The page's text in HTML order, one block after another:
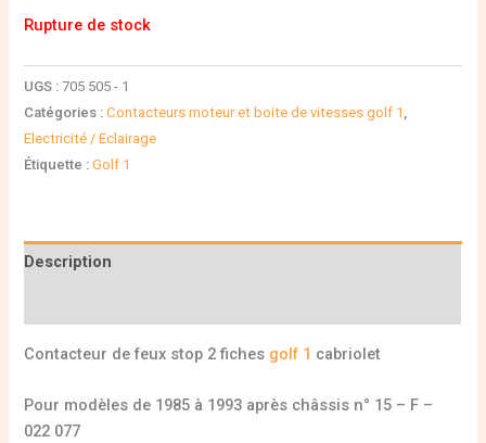
Rupture de stock
UGS :705 505 - 1
Catégories :Contacteurs moteur et boite de vitesses golf 1
Electricité / Eclairage
Étiquette :Golf 1
Description
Contacteur de feux stop 2 fiches golf 1 cabriolet
Pour modèles de 1985 à 1993 après châssis n° 15 – F –
022 077